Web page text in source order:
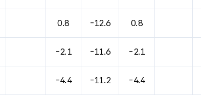
0.8 -12.6 0.8
-2.1 -11.6 -2.1
-4.4 -11.2 -4.4